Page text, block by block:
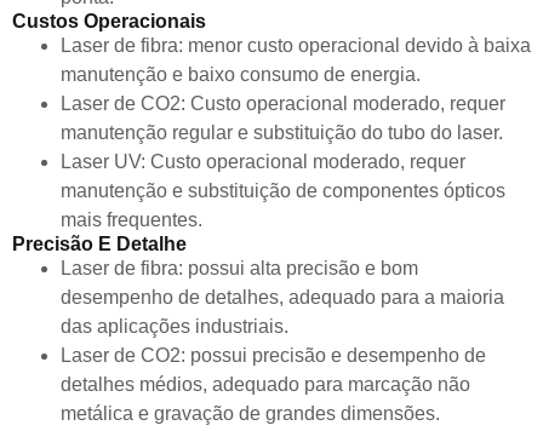
Custos Operacionais
Laser de fibra: menor custo operacional devido à baixa
manutenção e baixo consumo de energia.
Laser de CO2: Custo operacional moderado, requer
manutenção regular e substituição do tubo do laser.
Laser UV: Custo operacional moderado, requer
manutenção e substituição de componentes ópticos
mais frequentes.
Precisão E Detalhe
Laser de fibra: possui alta precisão e bom
desempenho de detalhes, adequado para a maioria
das aplicações industriais.
Laser de CO2: possui precisão e desempenho de
detalhes médios, adequado para marcação não
metálica e gravação de grandes dimensões.